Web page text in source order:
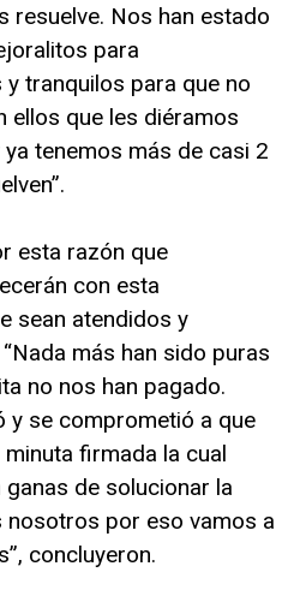
resuelve. Nos han estado
para
tranquilos para que no
ellos que les diéramos
tenemos más de casi 2
esta razón que
con esta
sean atendidos y
más han sido puras
no nos han pagado.
y se comprometió a que
firmada la cual
de solucionar la
nosotros por eso vamos a
concluyeron.